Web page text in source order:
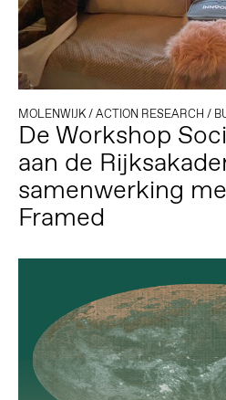
MOLENWIJK/ACTION RESEARCH /
De Workshop
aan de
samenwerking
Framed